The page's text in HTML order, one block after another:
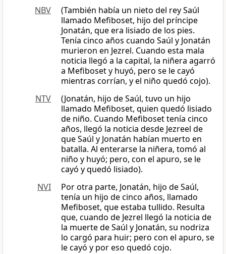
NBV
(También había un nieto del rey Saúl
llamado Mefiboset, hijo del príncipe
Jonatán, que era lisiado de los pies.
Tenía cinco años cuando Saúl y Jonatán
murieron en Jezrel. Cuando esta mala
noticia llegó a la capital, la niñera agarró
a Mefiboset y huyó, pero se le cayó
mientras corrían, y el niño quedó cojo).
NTV
(Jonatán, hijo de Saúl, tuvo un hijo
llamado Mefiboset, quien quedó lisiado
de niño. Cuando Mefiboset tenía cinco
años, llegó la noticia desde Jezreel de
que Saúl y Jonatán habían muerto en
batalla. Al enterarse la niñera, tomó al
niño y huyó; pero, con el apuro, se le
cayó y quedó lisiado).
NVI
Por otra parte, Jonatán, hijo de Saúl,
tenía un hijo de cinco años, llamado
Mefiboset, que estaba tullido. Resulta
que, cuando de Jezrel llegó la noticia de
la muerte de Saúl y Jonatán, su nodriza
lo cargó para huir; pero con el apuro, se
le cayó y por eso quedó cojo.